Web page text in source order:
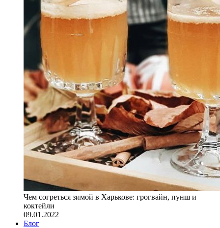
Чем согреться зимой в Харькове: грогвайн, пунш и
коктейли
09.01.2022
Блог